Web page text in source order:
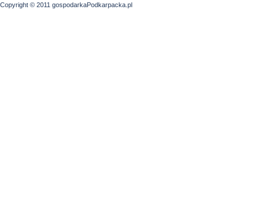
Copyright © 2011 gospodarkaPodkarpacka.pl